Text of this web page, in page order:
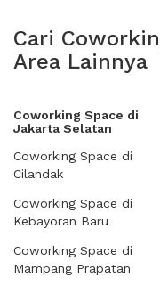
Cari
Area Lainnya
Coworking Space di
Jakarta Selatan
Coworking Space di
Cilandak
Coworking Space di
Kebayoran Baru
Coworking Space di
Mampang Prapatan